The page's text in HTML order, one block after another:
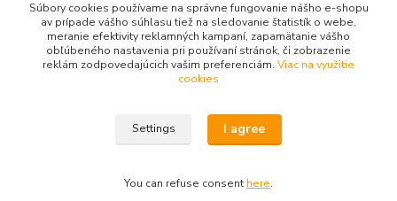
+421 915 709 534
(Mo-Fri, 9-17 hod.) or Whatsap 24/7
skifi.space@gmail.com
Súbory cookies používame na správne fungovanie nášho e-shopu
av prípade vášho súhlasu tiež na sledovanie štatistík o webe,
meranie efektivity reklamných kampaní, zapamätanie vášho
obľúbeného nastavenia pri používaní stránok, či zobrazenie
reklám zodpovedajúcich vašim preferenciám. Viac na využitie
cookies
Settings I agree
You can refuse consent here.